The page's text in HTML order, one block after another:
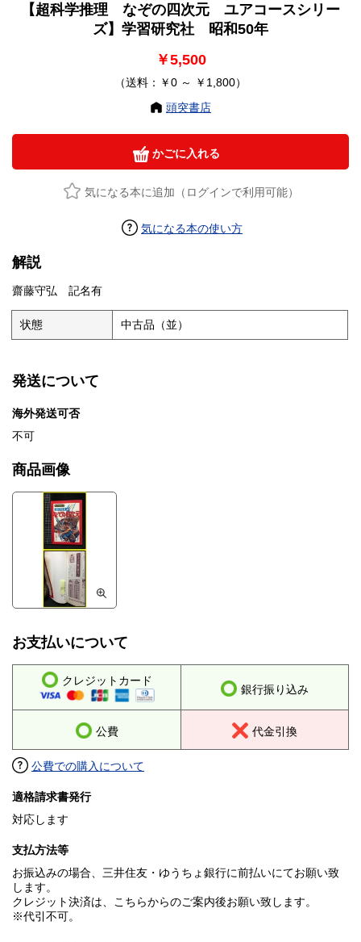
【超科学推理 なぞの四次元 ユアコースシリー
ズ】学習研究社 昭和50年
￥5,500
（送料：￥0 ～ ￥1,800）
頭突書店
かごに入れる
気になる本に追加（ログインで利用可能）
気になる本の使い方
解説
齋藤守弘 記名有
状態 中古品（並）
発送について
海外発送可否
不可
商品画像
お支払いについて
クレジットカード
銀行振り込み
公費 代金引換
公費での購入について
適格請求書発行
対応します
支払方法等
お振込みの場合、三井住友・ゆうちょ銀行に前払いにてお願い致
します。
クレジット決済は、こちらからのご案内後お願い致します。
※代引不可。